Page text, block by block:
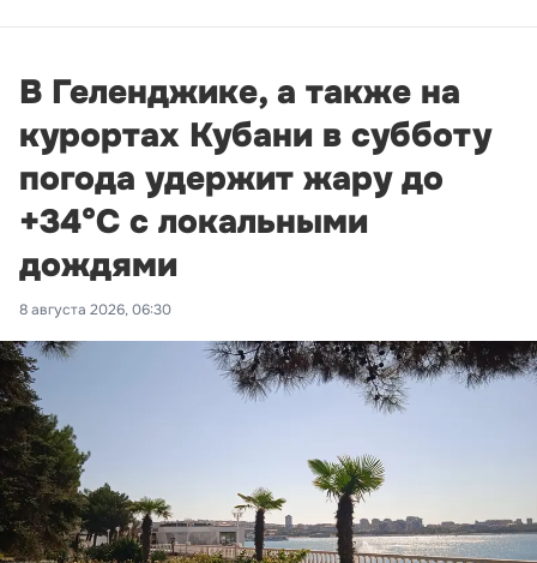
В Геленджике, а также на
курортах Кубани в субботу
погода удержит жару до
+34°С с локальными
дождями
8 августа 2026, 06:30